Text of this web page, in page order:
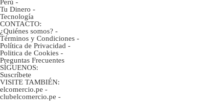
Perú -
Tu Dinero -
Tecnología
CONTACTO:
¿Quiénes somos? -
Términos y Condiciones -
Política de Privacidad -
Politica de Cookies -
Preguntas Frecuentes
SÍGUENOS:
Suscríbete
VISITE TAMBIÉN:
elcomercio.pe -
clubelcomercio.pe -